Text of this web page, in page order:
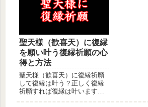
聖天様（歓喜天）に復縁
を願い叶う復縁祈願の心
得と方法
聖天様（歓喜天）に復縁祈願
して復縁は叶う？正しく復縁
祈願すれば復縁は叶います。